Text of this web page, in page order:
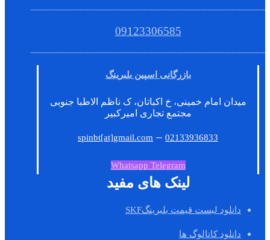
09123306585
بازرگانی اسپین بلبرینگ
میدان امام خمینی، خ اکباتان، ک ناظم الاطبا جنوبی
مجتمع تجاری امیرکبیر
spinbt[at]gmail.com –02133936833
Whatsapp Telegram
لینک های مفید
دانلود لیست قیمت بلبرینگSKF
دانلود کاتالوگ ها